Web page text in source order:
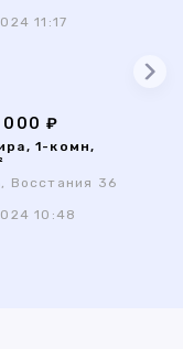
11:17
000 ₽
1-комн,
Восстания 36
10:48